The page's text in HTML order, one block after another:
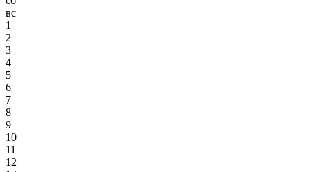
вс
1
2
3
4
5
6
7
8
9
10
11
12